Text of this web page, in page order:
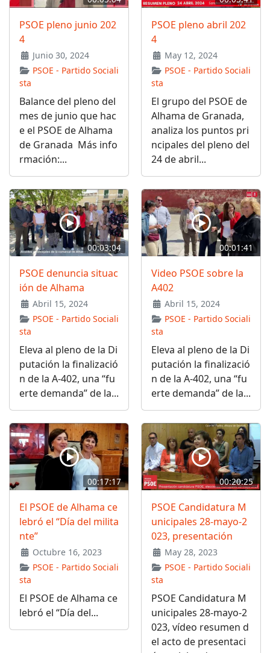
PSOE pleno junio 202
4
Junio 30, 2024
PSOE - Partido Sociali
sta
Balance del pleno del
mes de junio que hac
e el PSOE de Alhama
de Granada Más info
rmación:...
PSOE pleno abril 202
4
May 12, 2024
PSOE - Partido Sociali
sta
El grupo del PSOE de
Alhama de Granada,
analiza los puntos pri
ncipales del pleno del
24 de abril...
00:03:04
PSOE denuncia situac
ión de Alhama
Abril 15, 2024
PSOE - Partido Sociali
sta
Eleva al pleno de la Di
putación la finalizació
n de la A-402, una “fu
erte demanda” de la...
00:01:41
Video PSOE sobre la
A402
Abril 15, 2024
PSOE - Partido Sociali
sta
Eleva al pleno de la Di
putación la finalizació
n de la A-402, una “fu
erte demanda” de la...
00:17:17
El PSOE de Alhama ce
lebró el “Día del milita
nte”
Octubre 16, 2023
PSOE - Partido Sociali
sta
El PSOE de Alhama ce
lebró el “Día del...
00:20:25
PSOE Candidatura M
unicipales 28-mayo-2
023, presentación
May 28, 2023
PSOE - Partido Sociali
sta
PSOE Candidatura M
unicipales 28-mayo-2
023, vídeo resumen d
el acto de presentaci